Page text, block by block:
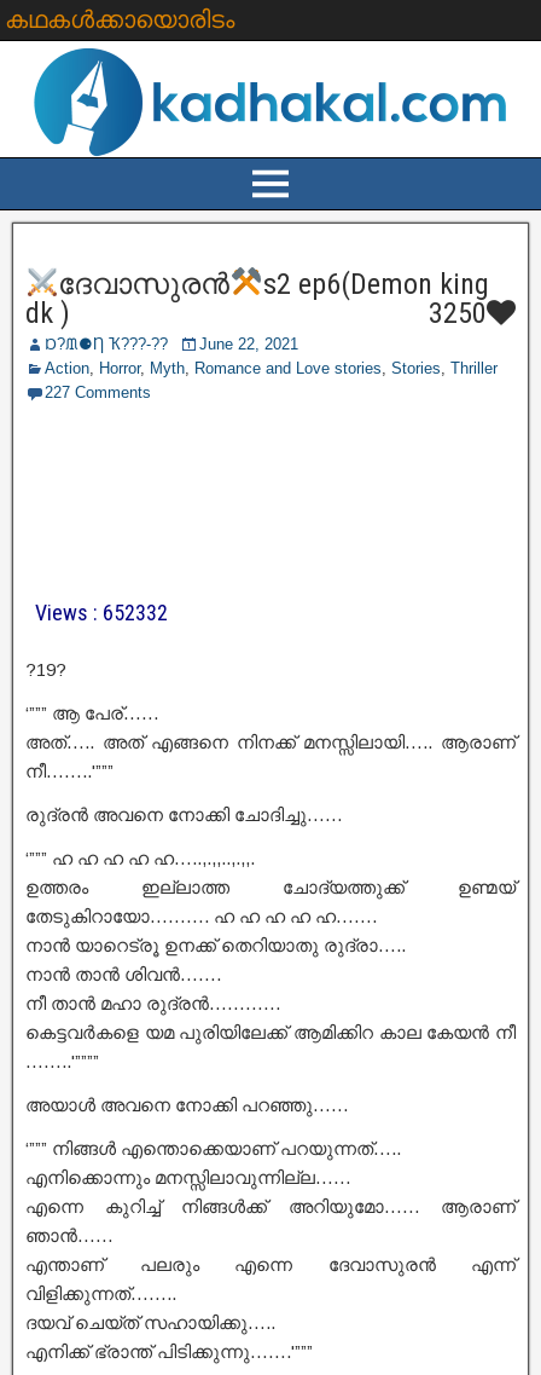
കഥകൾക്കായൊരിടം
ദേവാസുരൻ
s2 ep6(Demon king
dk )
3250
Ɒ?ᙢ⚈Ƞ Ҡ???‐??
June 22, 2021
Action Horror, Myth Romance and Love stories Stories Thriller
227 Comments
Views : 652332
?19?
‘””” ആ പേര്……
അത്….. അത് എങ്ങനെ നിനക്ക് മനസ്സിലായി….. ആരാണ്
നീ……..'”””
രുദ്രൻ അവനെ നോക്കി ചോദിച്ചു……
‘””” ഹ ഹ ഹ ഹ ഹ…..,.,,..,.,,.
ഉത്തരം ഇല്ലാത്ത ചോദ്യത്തുക്ക് ഉണ്മയ്
തേടുകിറായോ………. ഹ ഹ ഹ ഹ ഹ…….
നാൻ യാറെട്രൂ ഉനക്ക് തെറിയാതു രുദ്രാ…..
നാൻ താൻ ശിവൻ…….
നീ താൻ മഹാ രുദ്രൻ…………
കെട്ടവർകളെ യമ പുരിയിലേക്ക് ആമിക്കിറ കാല കേയൻ നീ
……..'””””
അയാൾ അവനെ നോക്കി പറഞ്ഞു……
‘””” നിങ്ങൾ എന്തൊക്കെയാണ് പറയുന്നത്…..
എനിക്കൊന്നും മനസ്സിലാവുന്നില്ല……
എന്നെ കുറിച്ച് നിങ്ങൾക്ക് അറിയുമോ…… ആരാണ്
ഞാൻ……
എന്താണ് പലരും എന്നെ ദേവാസുരൻ എന്ന്
വിളിക്കുന്നത്……..
ദയവ് ചെയ്ത് സഹായിക്കു…..
എനിക്ക് ഭ്രാന്ത്‌ പിടിക്കുന്നു…….'”””